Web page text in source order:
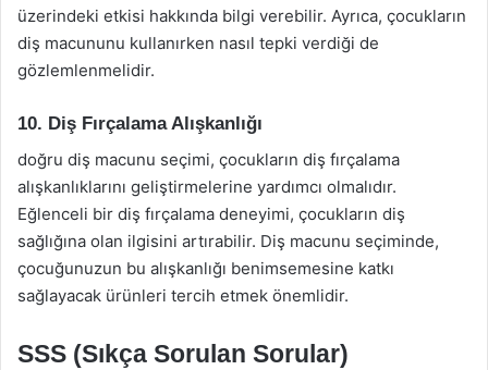
üzerindeki etkisi hakkında bilgi verebilir. Ayrıca, çocukların
diş macununu kullanırken nasıl tepki verdiği de
gözlemlenmelidir.
10. Diş Fırçalama Alışkanlığı
doğru diş macunu seçimi, çocukların diş fırçalama
alışkanlıklarını geliştirmelerine yardımcı olmalıdır.
Eğlenceli bir diş fırçalama deneyimi, çocukların diş
sağlığına olan ilgisini artırabilir. Diş macunu seçiminde,
çocuğunuzun bu alışkanlığı benimsemesine katkı
sağlayacak ürünleri tercih etmek önemlidir.
SSS (Sıkça Sorulan Sorular)